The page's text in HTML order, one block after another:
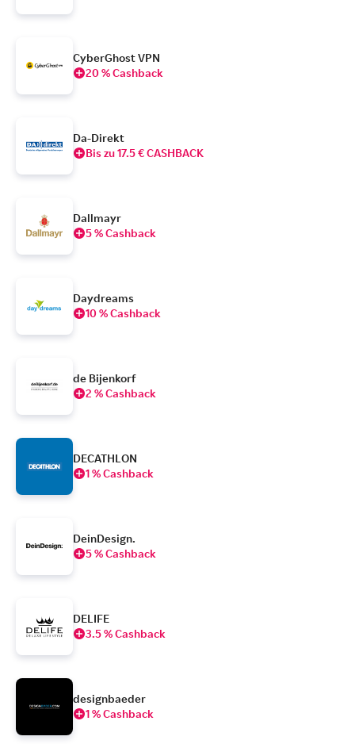
CyberGhost VPN
20 % Cashback
Da-Direkt
Bis zu 17.5 € CASHBACK
Dallmayr
5 % Cashback
Daydreams
10 % Cashback
de Bijenkorf
2 % Cashback
DECATHLON
1 % Cashback
DeinDesign.
5 % Cashback
DELIFE
3.5 % Cashback
designbaeder
1 % Cashback